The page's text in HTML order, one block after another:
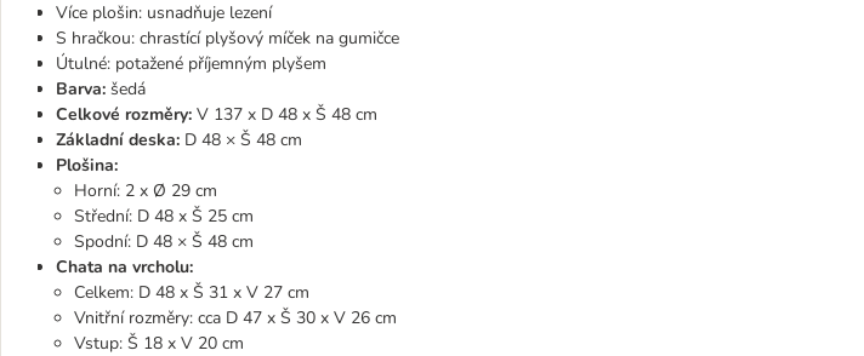
Více plošin: usnadňuje lezení
S hračkou: chrastící plyšový míček na gumičce
Útulné: potažené příjemným plyšem
Barva: šedá
Celkové rozměry: V 137 x D 48 x Š 48 cm
Základní deska: D 48 × Š 48 cm
Plošina:
Horní: 2 x Ø 29 cm
Střední: D 48 x Š 25 cm
Spodní: D 48 × Š 48 cm
Chata na vrcholu:
Celkem: D 48 x Š 31 x V 27 cm
Vnitřní rozměry: cca D 47 x Š 30 x V 26 cm
Vstup: Š 18 x V 20 cm